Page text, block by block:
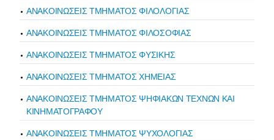
ΑΝΑΚΟΙΝΩΣΕΙΣ ΤΜΗΜΑΤΟΣ ΦΙΛΟΛΟΓΙΑΣ
ΑΝΑΚΟΙΝΩΣΕΙΣ ΤΜΗΜΑΤΟΣ ΦΙΛΟΣΟΦΙΑΣ
ΑΝΑΚΟΙΝΩΣΕΙΣ ΤΜΗΜΑΤΟΣ ΦΥΣΙΚΗΣ
ΑΝΑΚΟΙΝΩΣΕΙΣ ΤΜΗΜΑΤΟΣ ΧΗΜΕΙΑΣ
ΑΝΑΚΟΙΝΩΣΕΙΣ ΤΜΗΜΑΤΟΣ ΨΗΦΙΑΚΩΝ ΤΕΧΝΩΝ ΚΑΙ
ΚΙΝΗΜΑΤΟΓΡΑΦΟΥ
ΑΝΑΚΟΙΝΩΣΕΙΣ ΤΜΗΜΑΤΟΣ ΨΥΧΟΛΟΓΙΑΣ